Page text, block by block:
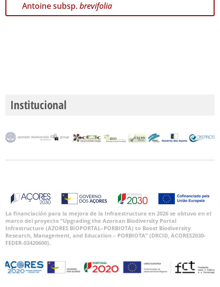
Rango
Ocurrencias
🔗 GBIF
World
Antoine subsp.brevifolia
Institucional
La financiación para la mejora de la Infraestructura en 2026 se obtuvo en el
marco del proyecto “Upgrading the Azorean Biodiversity Portal
Infrastructure (AZORES BIOPORTAL–PORBIOTA) to Boost Biodiversity
Research, Management, and Education – PORBIOTA” (DRCID, ACORES2030-
FEDER-03420600).